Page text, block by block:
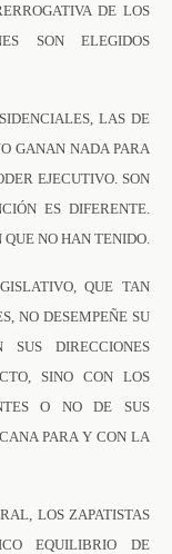
DE LOS
SON ELEGIDOS
LAS DE
GANAN NADA PARA
EJECUTIVO. SON
ES DIFERENTE.
NO HAN TENIDO.
QUE TAN
NO DESEMPEÑE SU
SUS DIRECCIONES
SINO CON LOS
O NO DE SUS
PARA Y CON LA
LOS ZAPATISTAS
EQUILIBRIO DE